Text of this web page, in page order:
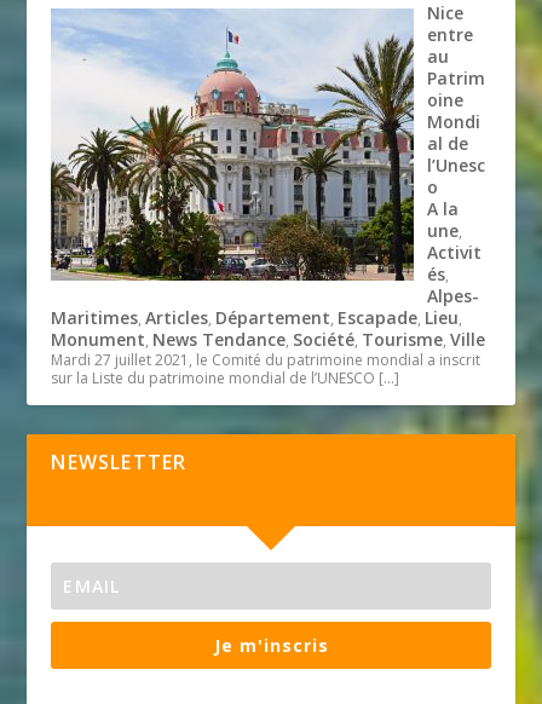
Nice
entre
au
Patrim
oine
Mondi
al de
l’Unesc
o
A la
une,
Activit
és,
Alpes-
Maritimes,Articles, Département, Escapade, Lieu,
Monument, News Tendance, Société, Tourisme,Ville
Mardi 27 juillet 2021, le Comité du patrimoine mondial a inscrit
sur la Liste du patrimoine mondial de l’UNESCO […]
NEWSLETTER
Je m'inscris